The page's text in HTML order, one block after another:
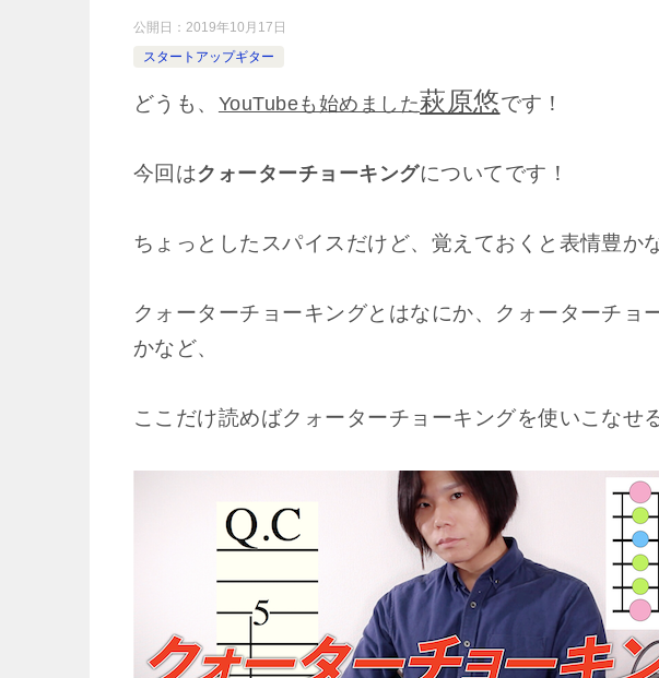
公開日： 2019年10月17日
スタートアップギター
どうも、 YouTubeも始めました萩原悠です！
今回はクォーターチョーキングについてです！
ちょっとしたスパイスだけど、覚えておくと表情豊か
クォーターチョーキングとはなにか、クォーターチョ
かなど、
ここだけ読めばクォーターチョーキングを使いこなせ